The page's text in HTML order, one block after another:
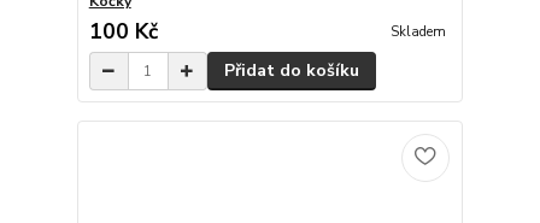
100 Kč Skladem
Přidat do košíku